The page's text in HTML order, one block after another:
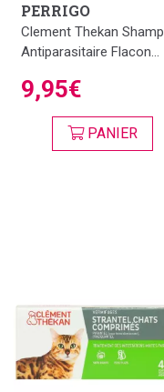
PERRIGO
Clement Thekan Shamp
Antiparasitaire Flacon...
9,95€
PANIER